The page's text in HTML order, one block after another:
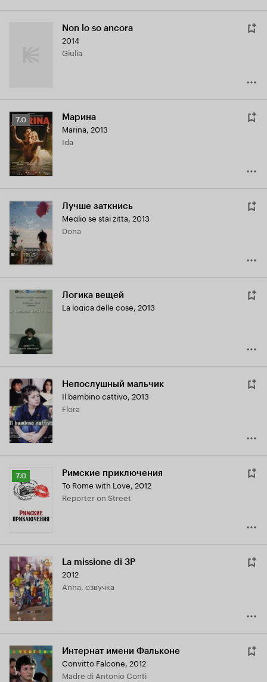
Non lo so ancora
2014
Giulia
Рейтинг
Кинопоиска
7.0
7.0 Марина
Marina, 2013
Ida
Лучше заткнись
Meglio se stai zitta, 2013
Dona
Логика вещей
La logica delle cose, 2013
Непослушный мальчик
Il bambino cattivo, 2013
Flora
Рейтинг
Кинопоиска
7.0
7.0 Римские приключения
To Rome with Love, 2012
Reporter on Street
La missione di 3P
2012
Anna, озвучка
Интернат имени Фальконе
Convitto Falcone, 2012
Madre di Antonio Conti